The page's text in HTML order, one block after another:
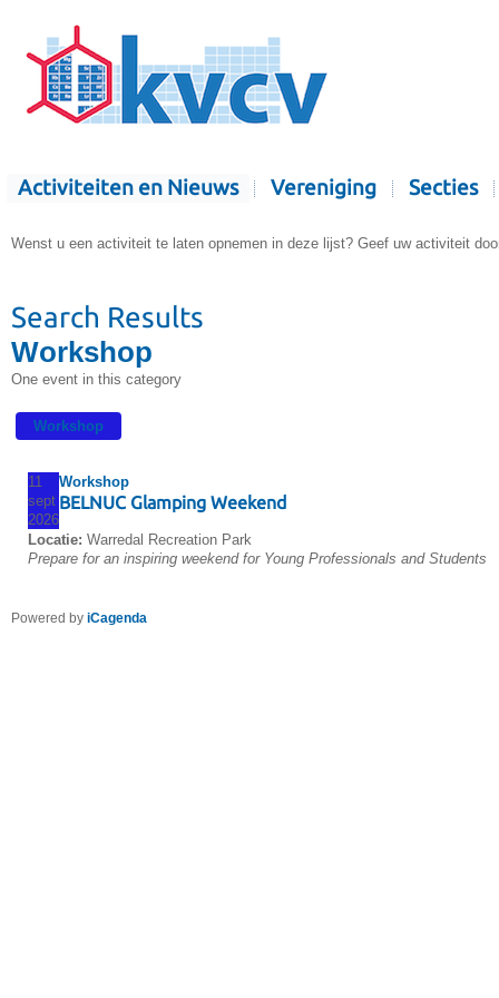
Activiteiten en Nieuws Vereniging Secties
Wenst u een activiteit te laten opnemen in deze lijst? Geef uw activiteit
Search Results
Workshop
One event in this category
Workshop
11
sept
2026
Workshop
BELNUC Glamping Weekend
Locatie: Warredal Recreation Park
Prepare for an inspiring weekend for Young Professionals and Students
Powered by iCagenda